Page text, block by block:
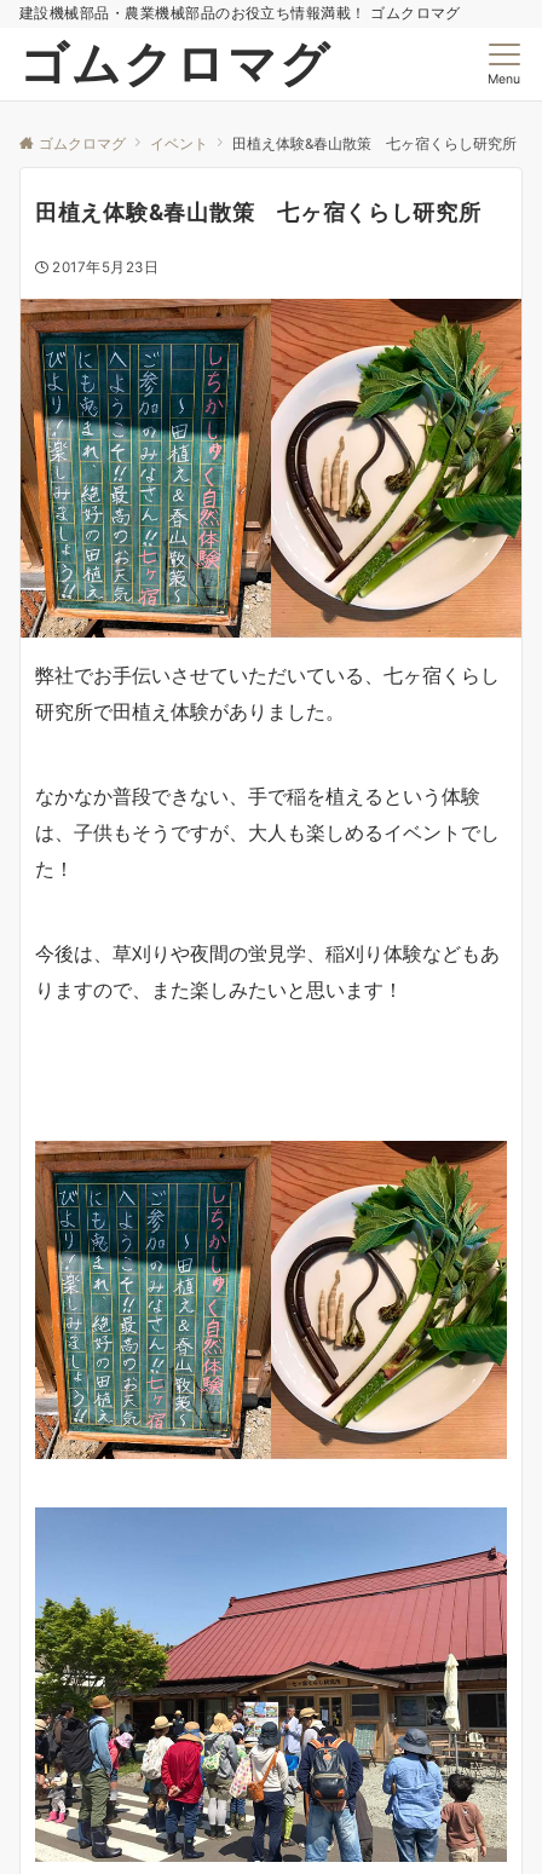
建設機械部品・農業機械部品のお役立ち情報満載！ ゴムクロマグ
ゴムクロマグ Menu
ゴムクロマグ イベント 田植え体験&春山散策 七ヶ宿くらし研究所
田植え体験&春山散策 七ヶ宿くらし研究所
2017年5月23日
弊社でお手伝いさせていただいている、七ヶ宿くらし
研究所で田植え体験がありました。
なかなか普段できない、手で稲を植えるという体験
は、子供もそうですが、大人も楽しめるイベントでし
た！
今後は、草刈りや夜間の蛍見学、稲刈り体験などもあ
りますので、また楽しみたいと思います！